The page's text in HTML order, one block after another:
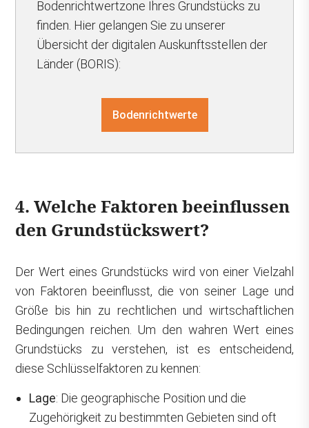
Bodenrichtwertzone Ihres Grundstücks zu
finden. Hier gelangen Sie zu unserer
Übersicht der digitalen Auskunftsstellen der
Länder (BORIS):
Bodenrichtwerte
4. Welche Faktoren beeinflussen
den Grundstückswert?
Der Wert eines Grundstücks wird von einer Vielzahl
von Faktoren beeinflusst, die von seiner Lage und
Größe bis hin zu rechtlichen und wirtschaftlichen
Bedingungen reichen. Um den wahren Wert eines
Grundstücks zu verstehen, ist es entscheidend,
diese Schlüsselfaktoren zu kennen:
Lage: Die geographische Position und die
Zugehörigkeit zu bestimmten Gebieten sind oft